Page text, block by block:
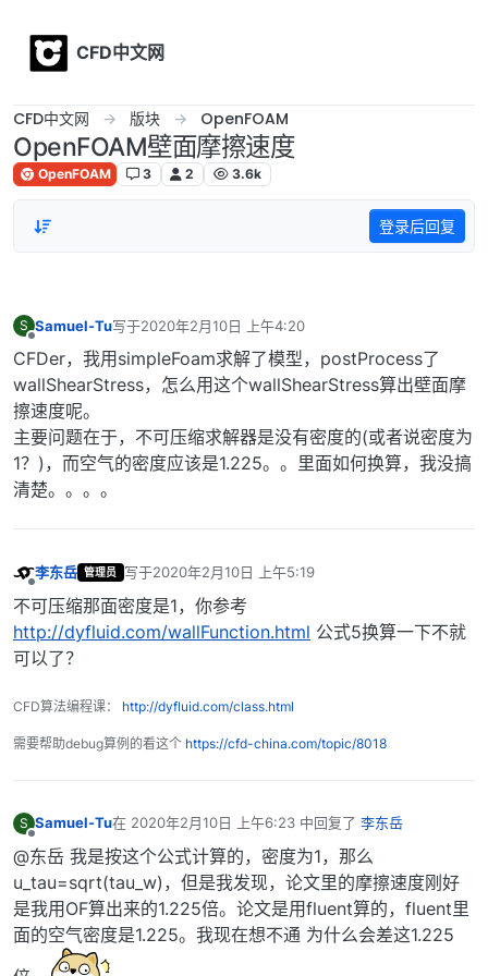
CFD中文网
CFD中文网 版块 OpenFOAM
OpenFOAM壁面摩擦速度
OpenFOAM 3 2 3.6k
登录后回复
S Samuel-Tu写于2020年2月10日 上午4:20
最后由 编辑
CFDer，我用simpleFoam求解了模型，postProcess了
wallShearStress，怎么用这个wallShearStress算出壁面摩
擦速度呢。
主要问题在于，不可压缩求解器是没有密度的(或者说密度为
1？)，而空气的密度应该是1.225。。里面如何换算，我没搞
清楚。。。。
李东岳 管理员 写于2020年2月10日 上午5:19
最后由 编辑
不可压缩那面密度是1，你参考
http://dyfluid.com/wallFunction.html 公式5换算一下不就
可以了？
CFD算法编程课： http://dyfluid.com/class.html
需要帮助debug算例的看这个 https://cfd-china.com/topic/8018
S Samuel-Tu在 2020年2月10日 上午6:23 中回复了 李东岳
最后由 编辑
@东岳 我是按这个公式计算的，密度为1，那么
u_tau=sqrt(tau_w)，但是我发现，论文里的摩擦速度刚好
是我用OF算出来的1.225倍。论文是用fluent算的，fluent里
面的空气密度是1.225。我现在想不通 为什么会差这1.225